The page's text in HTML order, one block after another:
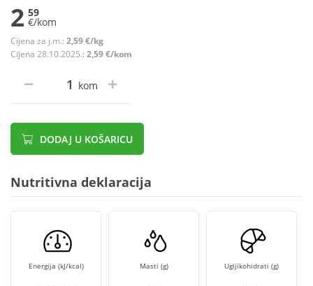
2 59
€/kom
Cijena za j.m.: 2,59 €/kg
Cijena 28.10.2025.: 2,59 €/kom
kom
DODAJ U KOŠARICU
Nutritivna deklaracija
Energija (kJ/kcal) Masti (g) Ugljikohidrati (g)